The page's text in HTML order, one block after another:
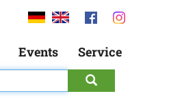
Events Service